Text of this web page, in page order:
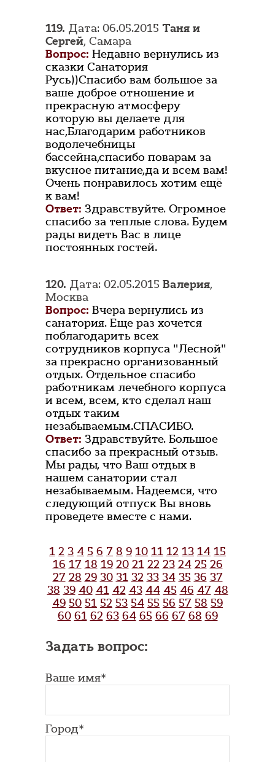
119. Дата: 06.05.2015 Таня и
Сергей, Самара
Вопрос: Недавно вернулись из
сказки Санатория
Русь))Спасибо вам большое за
ваше доброе отношение и
прекрасную атмосферу
которую вы делаете для
нас,Благодарим работников
водолечебницы
бассейна,спасибо поварам за
вкусное питание,да и всем вам!
Очень понравилось хотим ещё
к вам!
Ответ: Здравствуйте. Огромное
спасибо за теплые слова. Будем
рады видеть Вас в лице
постоянных гостей.
120. Дата: 02.05.2015 Валерия,
Москва
Вопрос: Вчера вернулись из
санатория. Еще раз хочется
поблагодарить всех
сотрудников корпуса "Лесной"
за прекрасно организованный
отдых. Отдельное спасибо
работникам лечебного корпуса
и всем, всем, кто сделал наш
отдых таким
незабываемым.СПАСИБО.
Ответ: Здравствуйте. Большое
спасибо за прекрасный отзыв.
Мы рады, что Ваш отдых в
нашем санатории стал
незабываемым. Надеемся, что
следующий отпуск Вы вновь
проведете вместе с нами.
1 2 3 4 5 6 7 8 9 10 11 12 13 14 15
16 17 18 19 20 21 22 23 24 25 26
27 28 29 30 31 32 33 34 35 36 37
38 39 40 41 42 43 44 45 46 47 48
49 50 51 52 53 54 55 56 57 58 59
60 61 62 63 64 65 66 67 68 69
Задать вопрос:
Ваше имя*
Город*